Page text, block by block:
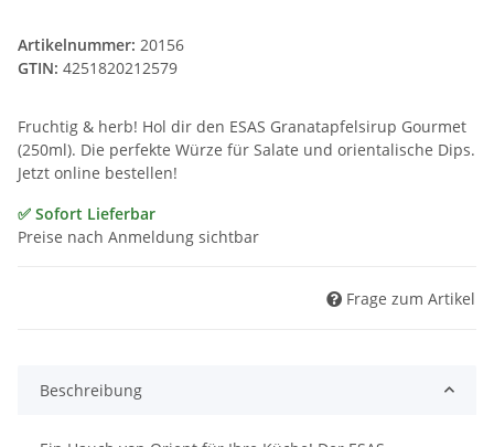
Artikelnummer: 20156
GTIN: 4251820212579
Fruchtig & herb! Hol dir den ESAS Granatapfelsirup Gourmet
(250ml). Die perfekte Würze für Salate und orientalische Dips.
Jetzt online bestellen!
✅ Sofort Lieferbar
Preise nach Anmeldung sichtbar
Frage zum Artikel
Beschreibung